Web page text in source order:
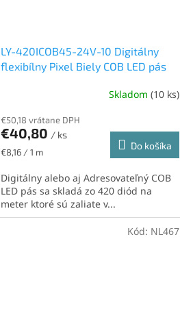
LY-420ICOB45-24V-10 Digitálny
flexibílny Pixel Biely COB LED pás
13mm, neutrálna bielaSkladom (10 ks)
€50,18 vrátane DPH
€40,80 / ks
Jednotková
€8,16 / 1 m
Do košíka
Digitálny alebo aj Adresovateľný COB
LED pás sa skladá zo 420 diód na
meter ktoré sú zaliate v...
Kód: NL467